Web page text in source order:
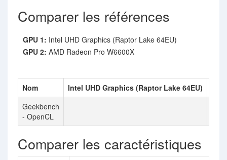
Comparer les références
GPU 1: Intel UHD Graphics (Raptor Lake 64EU)
GPU 2: AMD Radeon Pro W6600X
Nom Intel UHD Graphics (Raptor Lake 64EU)
Geekbench
- OpenCL
Comparer les caractéristiques